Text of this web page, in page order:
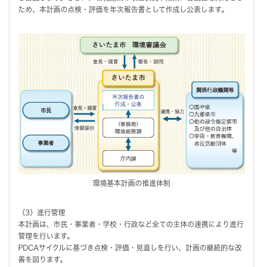
ため、本計画の点検・評価を年次報告書として作成し公表します。
環境基本計画の推進体制
（3）進行管理
本計画は、市民・事業者・学校・行政など全ての主体の連携により進行
管理を行います。
PDCAサイクルに基づき点検・評価・見直しを行い、計画の継続的な改
善を図ります。